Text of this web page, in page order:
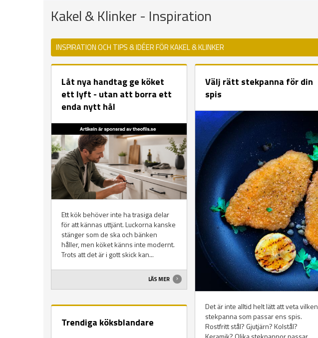
Kakel & Klinker - Inspiration
INSPIRATION OCH TIPS & IDÉER FÖR KAKEL & KLINKER
Låt nya handtag ge köket
ett lyft - utan att borra ett
enda nytt hål
Ett kök behöver inte ha trasiga delar
för att kännas uttjänt. Luckorna kanske
stänger som de ska och bänken
håller, men köket känns inte modernt.
Trots att det är i gott skick kan...
LÄS MER
Trendiga köksblandare
Välj rätt stekpanna för din
spis
Det är inte alltid helt lätt att veta vilken
stekpanna som passar ens spis.
Rostfritt stål? Gjutjärn? Kolstål?